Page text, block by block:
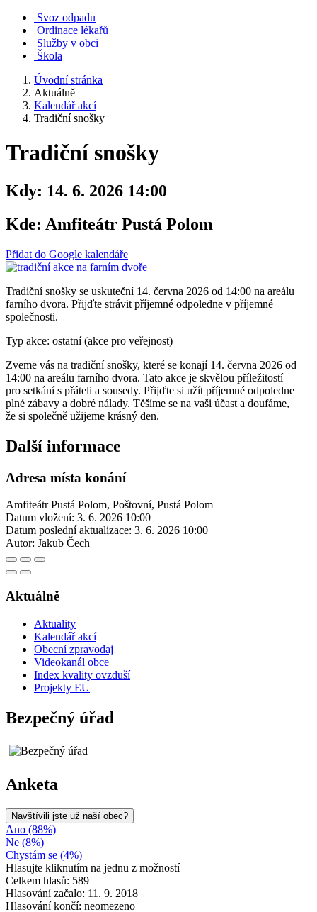
Svoz odpadu
Ordinace lékařů
Služby v obci
Škola
Úvodní stránka
Aktuálně
Kalendář akcí
Tradiční snošky
Tradiční snošky
Kdy: 14. 6. 2026 14:00
Kde: Amfiteátr Pustá Polom
Přidat do Google kalendáře
Tradiční snošky se uskuteční 14. června 2026 od 14:00 na areálu
farního dvora. Přijďte strávit příjemné odpoledne v příjemné
společnosti.
Typ akce: ostatní (akce pro veřejnost)
Zveme vás na tradiční snošky, které se konají 14. června 2026 od
14:00 na areálu farního dvora. Tato akce je skvělou příležitostí
pro setkání s přáteli a sousedy. Přijďte si užít příjemné odpoledne
plné zábavy a dobré nálady. Těšíme se na vaši účast a doufáme,
že si společně užijeme krásný den.
Další informace
Adresa místa konání
Amfiteátr Pustá Polom, Poštovní, Pustá Polom
Datum vložení: 3. 6. 2026 10:00
Datum poslední aktualizace: 3. 6. 2026 10:00
Autor: Jakub Čech
Aktuálně
Aktuality
Kalendář akcí
Obecní zpravodaj
Videokanál obce
Index kvality ovzduší
Projekty EU
Bezpečný úřad
Anketa
Navštívili jste už naší obec?
Ano (88%)
Ne (8%)
Chystám se (4%)
Hlasujte kliknutím na jednu z možností
Celkem hlasů: 589
Hlasování začalo: 11. 9. 2018
Hlasování končí: neomezeno